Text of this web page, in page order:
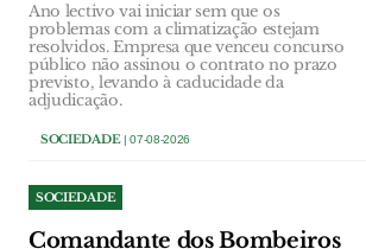
Ano lectivo vai iniciar sem que os
problemas com a climatização estejam
resolvidos. Empresa que venceu concurso
público não assinou o contrato no prazo
previsto, levando à caducidade da
adjudicação.
SOCIEDADE| 07-08-2026
SOCIEDADE
Comandante dos Bombeiros